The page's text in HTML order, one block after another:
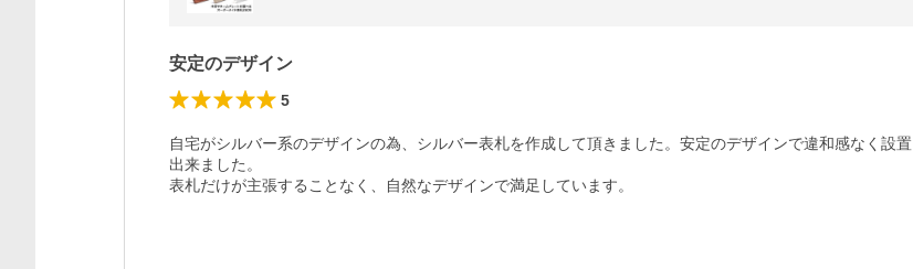
安定のデザイン
5
自宅がシルバー系のデザインの為、シルバー表札を作成して頂きました。安定のデザインで違和感なく設置
出来ました。
表札だけが主張することなく、自然なデザインで満足しています。